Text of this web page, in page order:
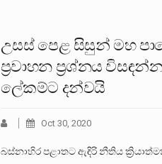
උසස් පෙළ සිසුන් මහ
ප්‍රවාහන ප්‍රශ්නය
ලේකම්ට දන්වයි
Oct 30, 2020
බස්නාහිර පළාතට ඇඳිරි නීතිය